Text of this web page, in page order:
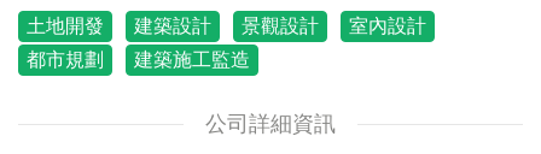
土地開發 建築設計 景觀設計
室內設計
都市規劃
建築施工監造
公司詳細資訊